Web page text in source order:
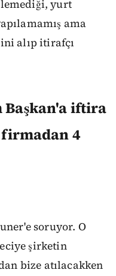
yurt
ama
alıp itirafçı
Başkan'a iftira
firmadan 4
soruyor. O
şirketin
bize atılacakken